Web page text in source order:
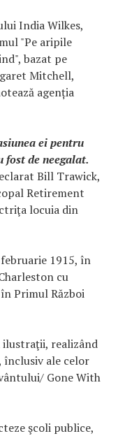
India Wilkes,
"Pe aripile
bazat pe
Mitchell,
agenția
ei pentru
de neegalat.
Bill Trawick,
Retirement
locuia din
1915, în
cu
Primul Război
ilustraţii, realizând
ale celor
Gone With
şcoli publice,